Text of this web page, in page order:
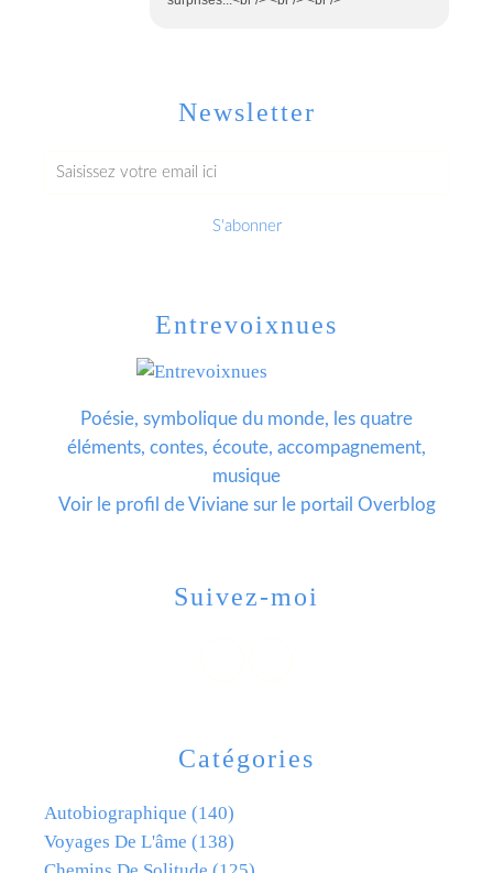
Newsletter
Catégories
Autobiographique (140)
Voyages De L'âme (138)
Entrevoixnues
Poésie, symbolique du monde, les quatre
éléments, contes, écoute, accompagnement,
musique
Voir le profil deVivianesur le portail Overblog
Suivez-moi